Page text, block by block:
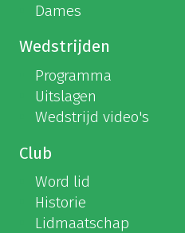
Dames
Wedstrijden
Programma
Uitslagen
Wedstrijd video's
Club
Word lid
Historie
Lidmaatschap